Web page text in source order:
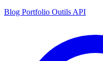
Blog Portfolio Outils API